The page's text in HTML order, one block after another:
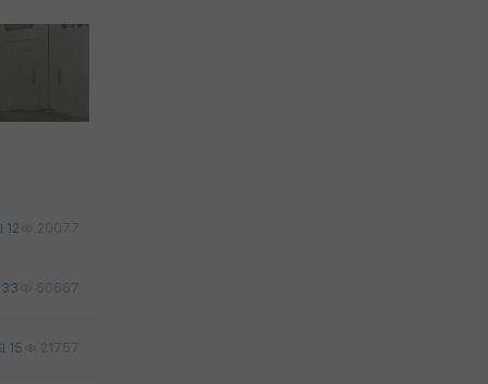
12 20077
33 60667
15 21757